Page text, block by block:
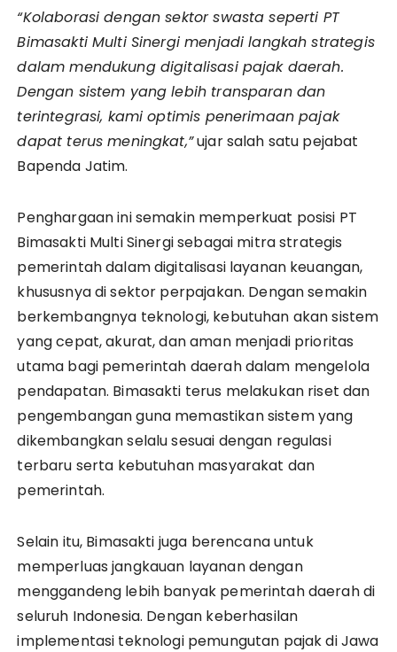
“Kolaborasi dengan sektor swasta seperti PT
Bimasakti Multi Sinergi menjadi langkah strategis
dalam mendukung digitalisasi pajak daerah.
Dengan sistem yang lebih transparan dan
terintegrasi, kami optimis penerimaan pajak
dapat terus meningkat,”ujar salah satu pejabat
Bapenda Jatim.
Penghargaan ini semakin memperkuat posisi PT
Bimasakti Multi Sinergi sebagai mitra strategis
pemerintah dalam digitalisasi layanan keuangan,
khususnya di sektor perpajakan. Dengan semakin
berkembangnya teknologi, kebutuhan akan sistem
yang cepat, akurat, dan aman menjadi prioritas
utama bagi pemerintah daerah dalam mengelola
pendapatan. Bimasakti terus melakukan riset dan
pengembangan guna memastikan sistem yang
dikembangkan selalu sesuai dengan regulasi
terbaru serta kebutuhan masyarakat dan
pemerintah.
Selain itu, Bimasakti juga berencana untuk
memperluas jangkauan layanan dengan
menggandeng lebih banyak pemerintah daerah di
seluruh Indonesia. Dengan keberhasilan
implementasi teknologi pemungutan pajak di Jawa